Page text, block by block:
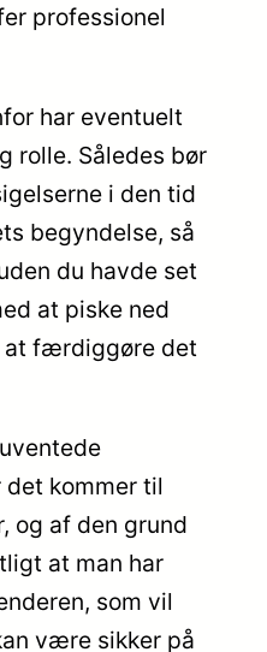
professionel
har eventuelt
rolle. Således bør
i den tid
begyndelse, så
du havde set
at piske ned
at færdiggøre det
kommer til
og af den grund
at man har
som vil
være sikker på